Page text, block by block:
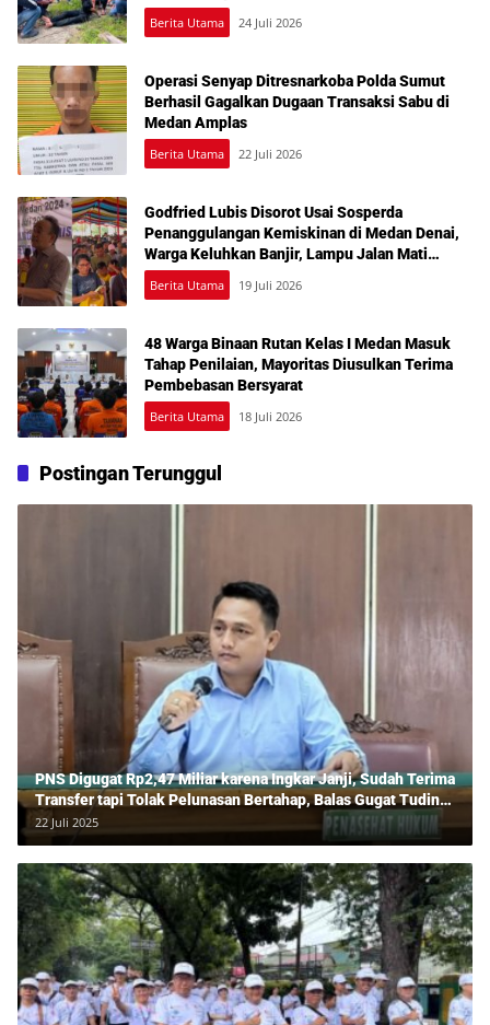
Berita Utama 24 Juli 2026
Operasi Senyap Ditresnarkoba Polda Sumut
Berhasil Gagalkan Dugaan Transaksi Sabu di
Medan Amplas
Berita Utama 22 Juli 2026
Godfried Lubis Disorot Usai Sosperda
Penanggulangan Kemiskinan di Medan Denai,
Warga Keluhkan Banjir, Lampu Jalan Mati
hingga Sulit Akses Bantuan
Berita Utama 19 Juli 2026
48 Warga Binaan Rutan Kelas I Medan Masuk
Tahap Penilaian, Mayoritas Diusulkan Terima
Pembebasan Bersyarat
Berita Utama 18 Juli 2026
Postingan Terunggul
PNS Digugat Rp2,47 Miliar karena Ingkar Janji, Sudah Terima
Transfer tapi Tolak Pelunasan Bertahap, Balas Gugat Tuding
Lawan Tipu Rp850 Juta
22 Juli 2025